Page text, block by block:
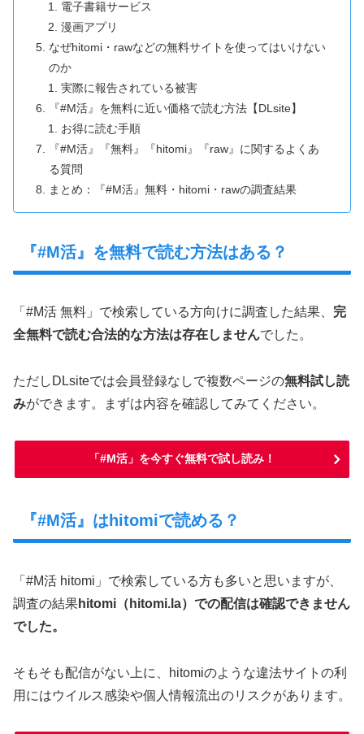
電子書籍サービス
漫画アプリ
なぜhitomi・rawなどの無料サイトを使ってはいけない
のか
実際に報告されている被害
『#M活』を無料に近い価格で読む方法【DLsite】
お得に読む手順
『#M活』『無料』『hitomi』『raw』に関するよくあ
る質問
まとめ：『#M活』無料・hitomi・rawの調査結果
『#M活』を無料で読む方法はある？
「#M活 無料」で検索している方向けに調査した結果、 完
全無料で読む合法的な方法は存在しませんでした。
ただしDLsiteでは会員登録なしで複数ページの無料試し読
みができます。まずは内容を確認してみてください。
「#M活」を今すぐ無料で試し読み！
『#M活』はhitomiで読める？
「#M活 hitomi」で検索している方も多いと思いますが、
調査の結果hitomi（hitomi.la）での配信は確認できません
でした。
そもそも配信がない上に、hitomiのような違法サイトの利
用にはウイルス感染や個人情報流出のリスクがあります。